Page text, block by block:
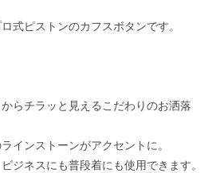
式ピストンのカフスボタンです。
らチラッと見えるこだわりのお洒落
インストーンがアクセントに。
ジネスにも普段着にも使用できます。